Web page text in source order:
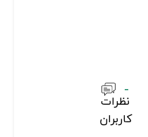
-
نظرات
کاربران